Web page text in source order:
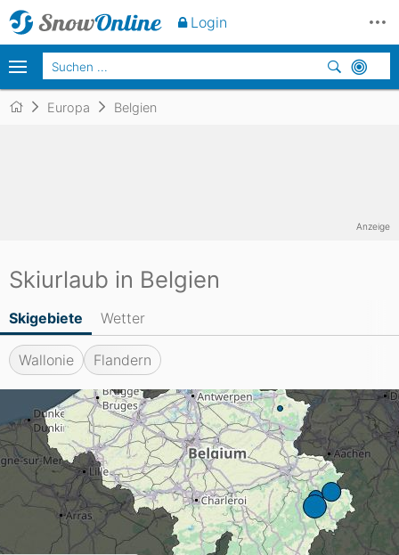
Europa Belgien
Skiurlaub in Belgien
Skigebiete Wetter
Wallonie Flandern
Anzeige
Login